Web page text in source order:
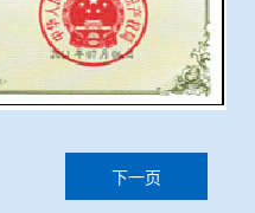
下一页